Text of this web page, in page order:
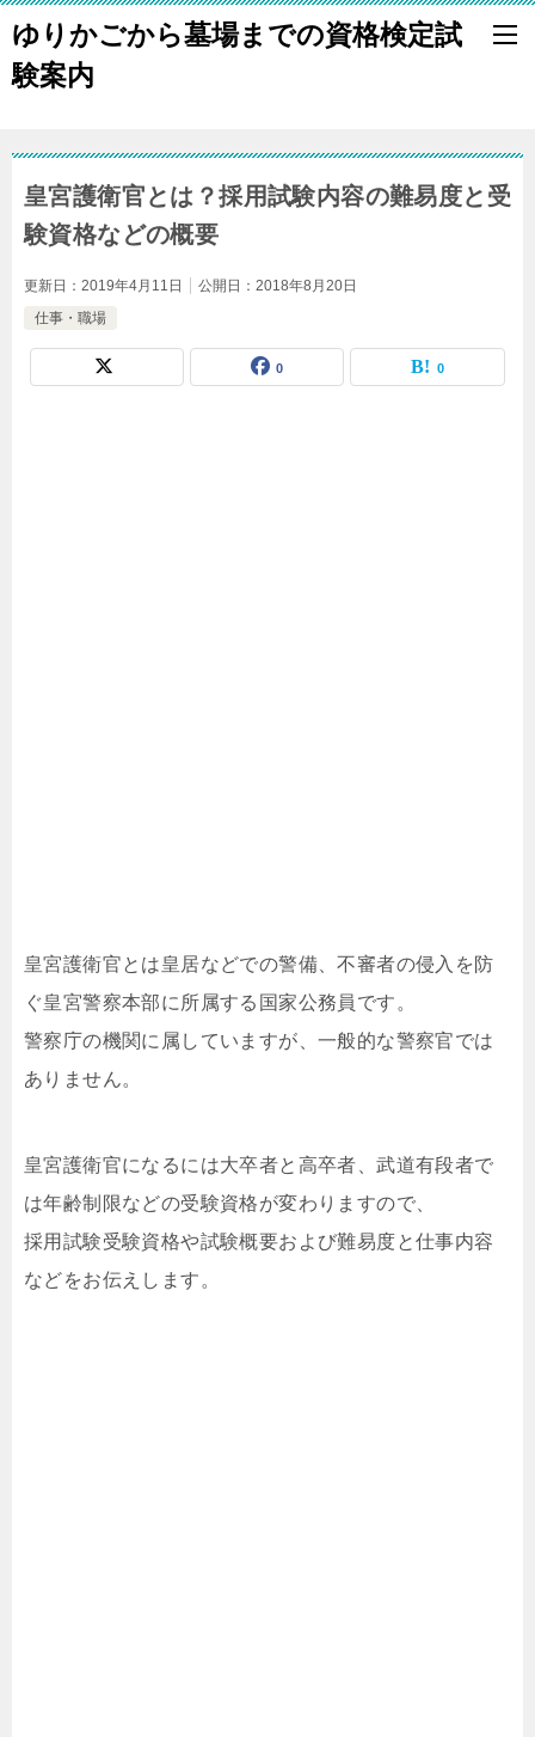
ゆりかごから墓場までの資格検定試
験案内
皇宮護衛官とは？採用試験内容の難易度と受
験資格などの概要
更新日： 2019年4月11日 公開日： 2018年8月20日
仕事・職場
0 0
皇宮護衛官とは皇居などでの警備、不審者の侵入を防
ぐ皇宮警察本部に所属する国家公務員です。
警察庁の機関に属していますが、一般的な警察官では
ありません。
皇宮護衛官になるには大卒者と高卒者、武道有段者で
は年齢制限などの受験資格が変わりますので、
採用試験受験資格や試験概要および難易度と仕事内容
などをお伝えします。